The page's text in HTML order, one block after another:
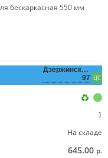
бескаркасная 550 мм
Дзержинского,
97 ЦС
1
На складе
645.00 р.